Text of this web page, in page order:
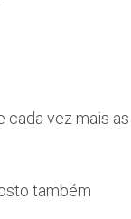
cada vez mais as
também